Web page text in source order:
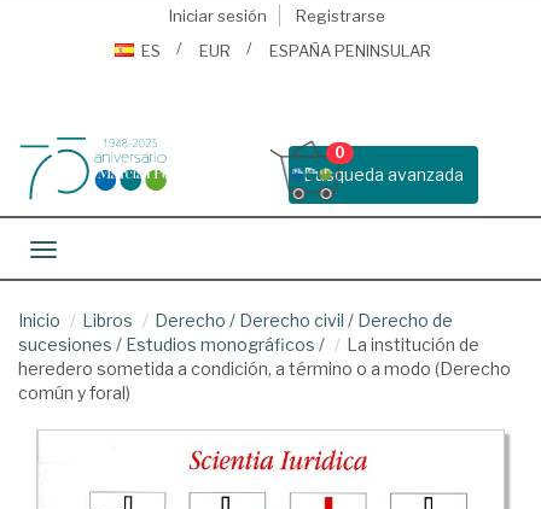
Iniciar sesión
Registrarse
ES
EUR ESPAÑA PENINSULAR
Busqueda avanzada
0
Toggle navigation
Inicio Libros Derecho / Derecho civil / Derecho de
sucesiones / Estudios monográficos /
La institución de
heredero sometida a condición, a término o a modo (Derecho
común y foral)